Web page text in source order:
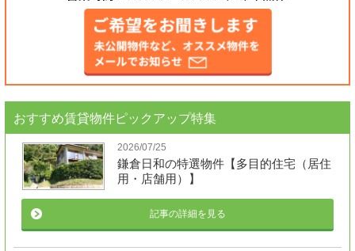
おすすめ賃貸物件ピックアップ特集
2026/07/25
鎌倉日和の特選物件【多目的住宅（居住
用・店舗用）】
記事の詳細を見る